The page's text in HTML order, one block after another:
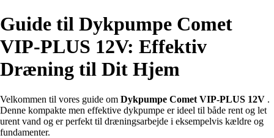
Guide til Dykpumpe Comet
VIP-PLUS 12V: Effektiv
Dræning til Dit Hjem
Velkommen til vores guide om Dykpumpe Comet VIP-PLUS 12V .
Denne kompakte men effektive dykpumpe er ideel til både rent og let
urent vand og er perfekt til dræningsarbejde i eksempelvis kældre og
fundamenter.